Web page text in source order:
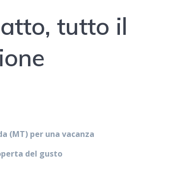
tutto il
(MT) per una vacanza
del gusto